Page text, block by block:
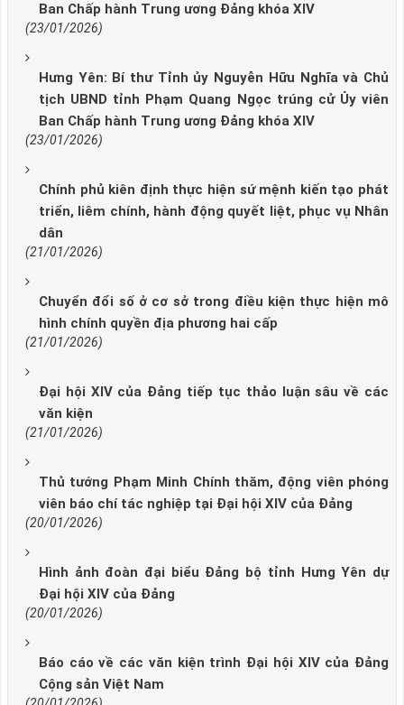
Ban Chấp hành Trung ương Đảng khóa XIV
(23/01/2026)
Hưng Yên: Bí thư Tỉnh ủy Nguyễn Hữu Nghĩa và Chủ
tịch UBND tỉnh Phạm Quang Ngọc trúng cử Ủy viên
Ban Chấp hành Trung ương Đảng khóa XIV
(23/01/2026)
Chính phủ kiên định thực hiện sứ mệnh kiến tạo phát
triển, liêm chính, hành động quyết liệt, phục vụ Nhân
dân
(21/01/2026)
Chuyển đổi số ở cơ sở trong điều kiện thực hiện mô
hình chính quyền địa phương hai cấp
(21/01/2026)
Đại hội XIV của Đảng tiếp tục thảo luận sâu về các
văn kiện
(21/01/2026)
Thủ tướng Phạm Minh Chính thăm, động viên phóng
viên báo chí tác nghiệp tại Đại hội XIV của Đảng
(20/01/2026)
Hình ảnh đoàn đại biểu Đảng bộ tỉnh Hưng Yên dự
Đại hội XIV của Đảng
(20/01/2026)
Báo cáo về các văn kiện trình Đại hội XIV của Đảng
Cộng sản Việt Nam